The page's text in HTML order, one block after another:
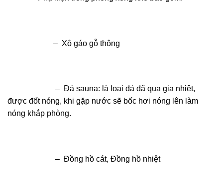
– Xô gáo gỗ thông
– Đá sauna: là loại đá đã qua gia nhiệt,
được đốt nóng, khi gặp nước sẽ bốc hơi nóng lên làm
nóng khắp phòng.
– Đồng hồ cát, Đồng hồ nhiệt